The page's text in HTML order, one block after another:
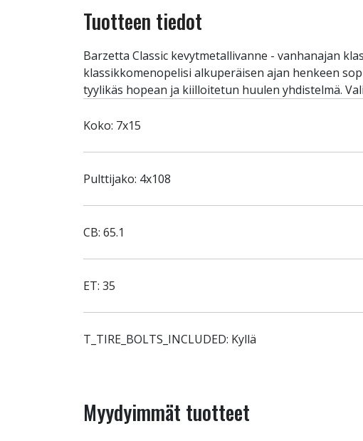
Tuotteen tiedot
Barzetta Classic kevytmetallivanne - vanhanajan
klassikkomenopelisi alkuperäisen ajan henkeen
tyylikäs hopean ja kiilloitetun huulen yhdistelmä.
Koko: 7x15
Pulttijako: 4x108
CB: 65.1
ET: 35
T_TIRE_BOLTS_INCLUDED: Kyllä
Myydyimmät tuotteet